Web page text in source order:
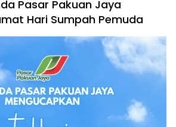
Pasar Pakuan Jaya
Hari Sumpah Pemuda